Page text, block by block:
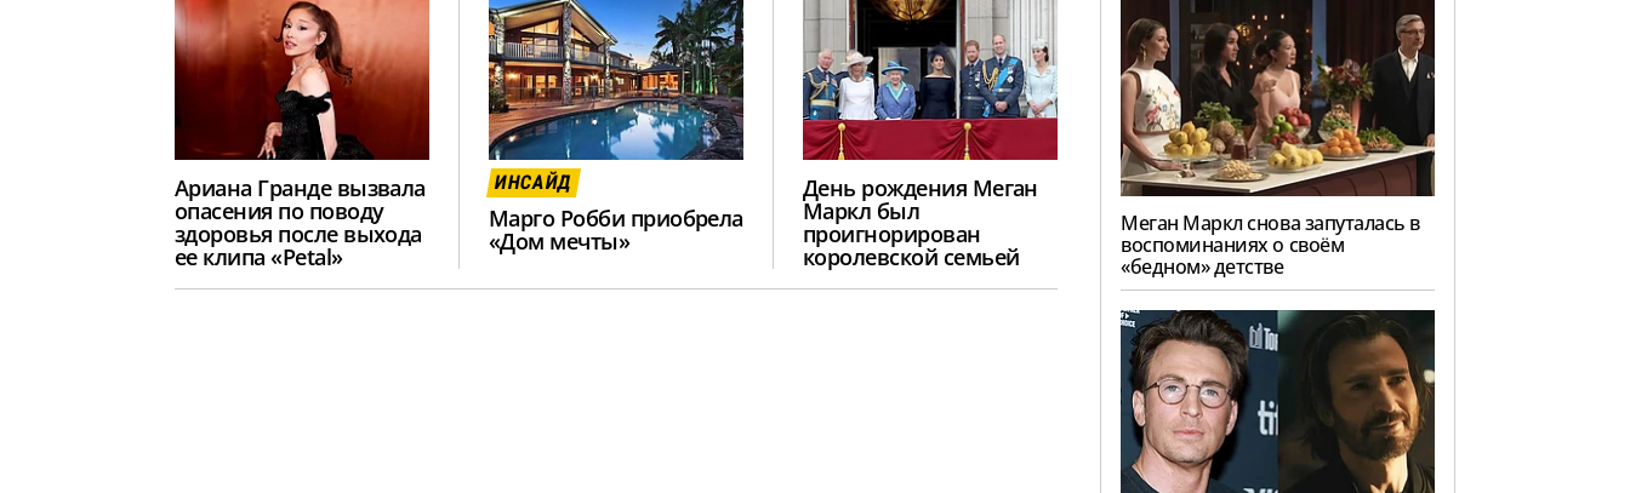
Ариана Гранде вызвала
опасения по поводу
здоровья после выхода
ее клипа «Petal»
ИНСАЙД
Марго Робби приобрела
«Дом мечты»
День рождения Меган
Маркл был
проигнорирован
королевской семьей
Меган Маркл снова запуталась в
воспоминаниях о своём
«бедном» детстве